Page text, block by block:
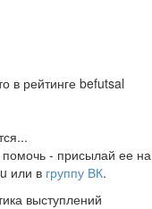
в рейтинге befutsal
- присылай ее на
или в группу ВК.
выступлений